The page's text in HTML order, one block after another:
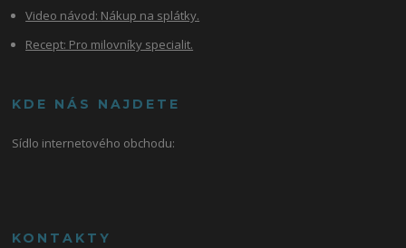
Video návod: Nákup na splátky.
Recept: Pro milovníky specialit.
KDE NÁS NAJDETE
Sídlo internetového obchodu:
KONTAKTY